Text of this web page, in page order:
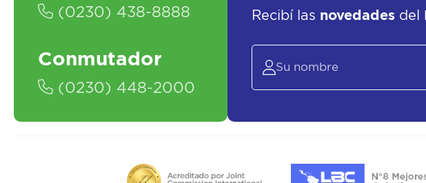
(0230) 438-8888
Conmutador
(0230) 448-2000
Recibí las novedades del